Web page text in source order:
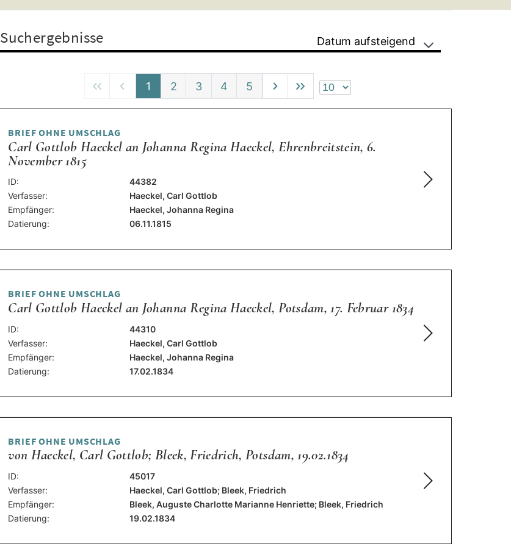
Suchergebnisse Datum aufsteigend
1 2 3 4 5
BRIEF OHNE UMSCHLAG
Carl Gottlob Haeckel an Johanna Regina Haeckel, Ehrenbreitstein, 6.
November 1815
ID:
44382
Verfasser:
Haeckel, Carl Gottlob
Empfänger:
Haeckel, Johanna Regina
Datierung:
06.11.1815
BRIEF OHNE UMSCHLAG
Carl Gottlob Haeckel an Johanna Regina Haeckel, Potsdam, 17. Februar 1834
ID:
44310
Verfasser:
Haeckel, Carl Gottlob
Empfänger:
Haeckel, Johanna Regina
Datierung:
17.02.1834
BRIEF OHNE UMSCHLAG
von Haeckel, Carl Gottlob; Bleek, Friedrich, Potsdam, 19.02.1834
ID:
45017
Verfasser:
Haeckel, Carl Gottlob; Bleek, Friedrich
Empfänger:
Bleek, Auguste Charlotte Marianne Henriette; Bleek, Friedrich
Datierung:
19.02.1834